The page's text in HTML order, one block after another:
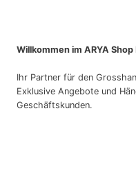
Willkommen im ARYA Shop
Ihr Partner für den
Exklusive Angebote und
Geschäftskunden.